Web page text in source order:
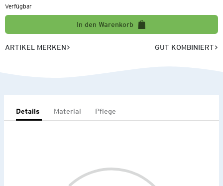
Verfügbar
In den Warenkorb
ARTIKEL MERKEN GUT KOMBINIERT
Details Material Pflege